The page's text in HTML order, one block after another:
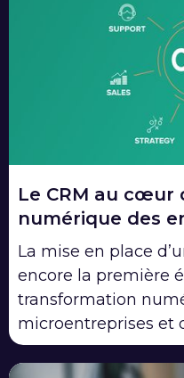
Le CRM au
numérique des
La mise en place
encore la première
transformation
microentreprises et